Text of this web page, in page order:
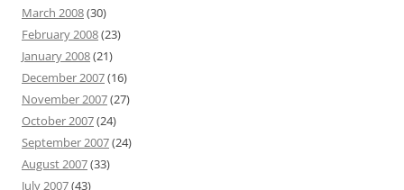
March 2008(30)
February 2008(23)
January 2008(21)
December 2007(16)
November 2007(27)
October 2007(24)
September 2007(24)
August 2007(33)
July 2007(43)